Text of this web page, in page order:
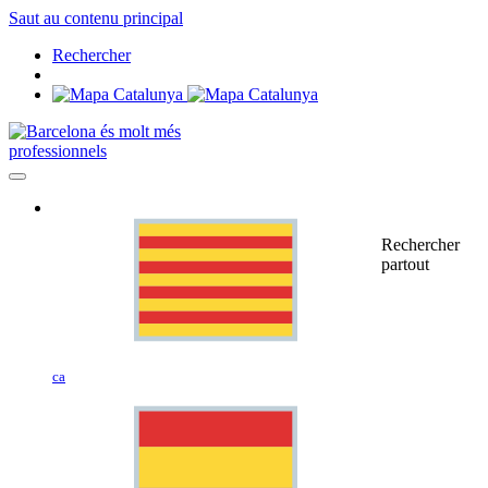
Saut au contenu principal
Rechercher
professionnels
ca
Rechercher
partout